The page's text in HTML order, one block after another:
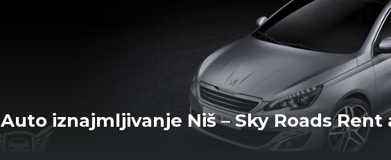
Auto iznajmljivanje Niš – Sky Roads Rent